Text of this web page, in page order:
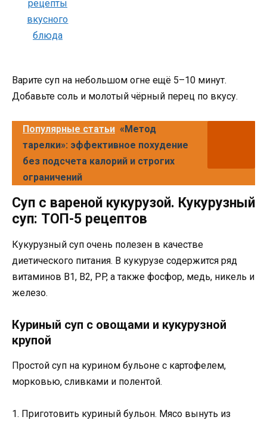
Варите суп на небольшом огне ещё 5–10 минут.
Добавьте соль и молотый чёрный перец по вкусу.
Популярные статьи «Метод
тарелки»: эффективное похудение
без подсчета калорий и строгих
ограничений
Суп с вареной кукурузой. Кукурузный
суп: ТОП-5 рецептов
Кукурузный суп очень полезен в качестве
диетического питания. В кукурузе содержится ряд
витаминов B1, B2, PP, а также фосфор, медь, никель и
железо.
Куриный суп с овощами и кукурузной
крупой
Простой суп на курином бульоне с картофелем,
морковью, сливками и полентой.
1. Приготовить куриный бульон. Мясо вынуть из